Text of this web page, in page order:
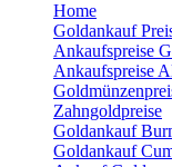
Home
Goldankauf
Ankaufspreise
Ankaufspreise
Zahngoldpreise
Goldankauf
Goldankauf